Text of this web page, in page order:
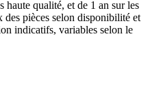
haute qualité, et de 1 an sur les
pièces selon disponibilité et
indicatifs, variables selon le